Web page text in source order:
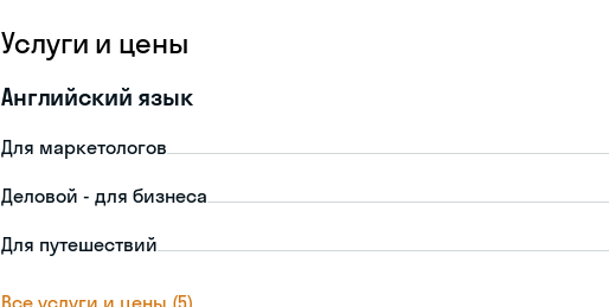
Услуги и цены
Английский язык
Для маркетологов
Деловой - для бизнеса
Для путешествий
Все услуги и цены (5)